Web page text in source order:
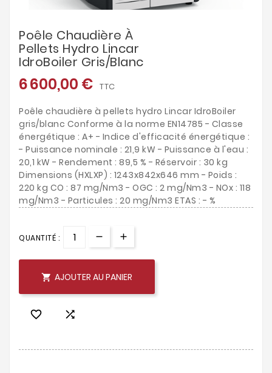
Poêle Chaudière À
Pellets Hydro Lincar
IdroBoiler Gris/blanc
6 600,00 € TTC
Poêle chaudière à pellets hydro Lincar IdroBoiler
gris/blanc Conforme à la norme EN14785 - Classe
énergétique : A+ - Indice d'efficacité énergétique :
- Puissance nominale : 21,9 kW - Puissance à l'eau :
20,1 kW - Rendement : 89,5 % - Réservoir : 30 kg
Dimensions (HXLXP) : 1243x842x646 mm - Poids :
220 kg CO : 87 mg/Nm3 - OGC : 2 mg/Nm3 - NOx : 118
mg/Nm3 - Particules : 20 mg/Nm3 ETAS : - %
QUANTITÉ :
 AJOUTER AU PANIER
 